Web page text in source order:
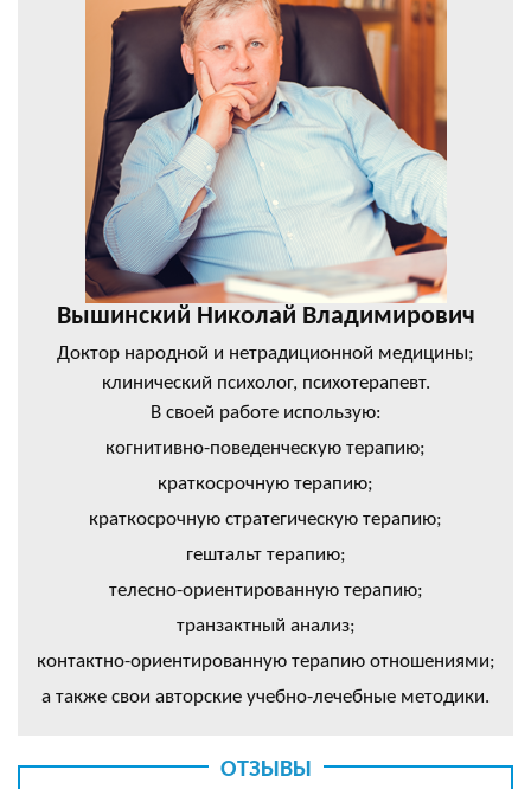
Вышинский Николай Владимирович
Доктор народной и нетрадиционной медицины;
клинический психолог, психотерапевт.
В своей работе использую:
когнитивно-поведенческую терапию;
краткосрочную терапию;
краткосрочную стратегическую терапию;
гештальт терапию;
телесно-ориентированную терапию;
транзактный анализ;
контактно-ориентированную терапию отношениями;
а также свои авторские учебно-лечебные методики.
ОТЗЫВЫ